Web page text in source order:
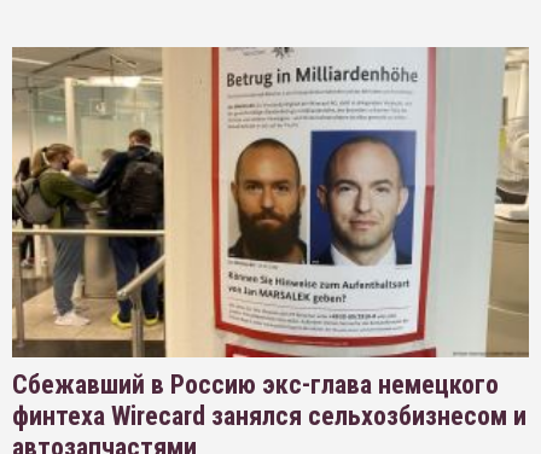
Сбежавший в Россию экс-глава немецкого
финтеха Wirecard занялся сельхозбизнесом и
автозапчастями